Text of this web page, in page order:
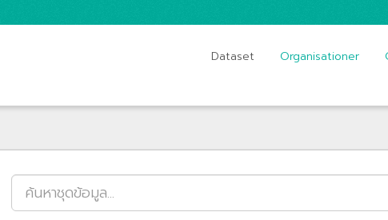
Dataset Organisationer